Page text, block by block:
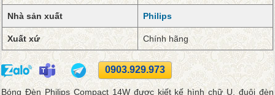
Nhà sản xuất Philips
Xuất xứ Chính hãng
0903.929.973
Bóng Đèn Philips Compact 14W được kiết kế hình chữ U, đuôi đèn